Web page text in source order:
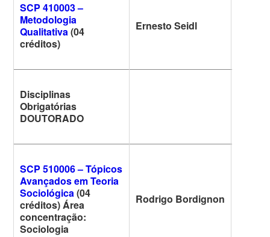
SCP 410003 –
Metodologia
Qualitativa(04
créditos)
Ernesto Seidl
Disciplinas
Obrigatórias
DOUTORADO
SCP 510006 – Tópicos
Avançados em Teoria
Sociológica(04
créditos) Área
concentração:
Sociologia
Rodrigo Bordignon